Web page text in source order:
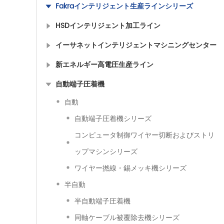
Fakraインテリジェント生産ラインシリーズ
HSDインテリジェント加工ライン
イーサネットインテリジェントマシニングセンター
新エネルギー高電圧生産ライン
自動端子圧着機
自動
自動端子圧着機シリーズ
コンピュータ制御ワイヤー切断およびストリ
ップマシンシリーズ
ワイヤー撚線・錫メッキ機シリーズ
半自動
半自動端子圧着機
同軸ケーブル被覆除去機シリーズ